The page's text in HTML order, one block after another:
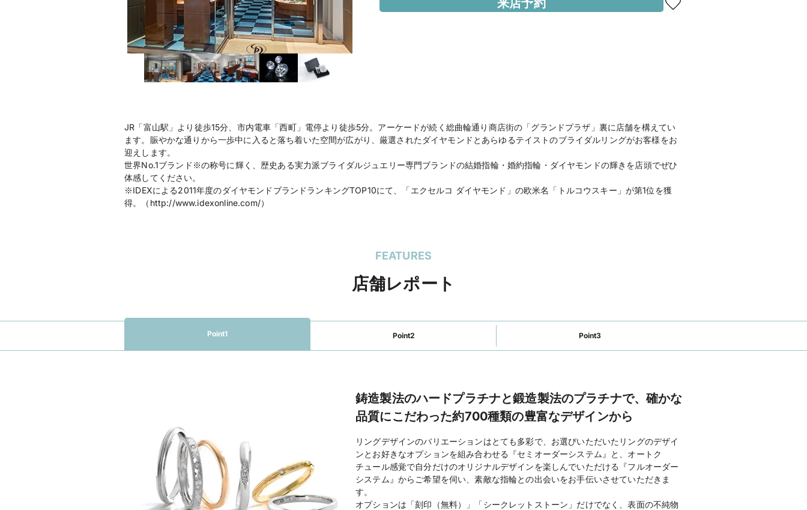
アクセス
JR「富山駅」より徒歩15分
地図を見る
営業時間
11:00 a.m. - 7:30 p.m.
火・水曜定休（祝日は営業）
公式HP
JR「富山駅」より徒歩15分、市内電車「西町」電停より徒歩5分。アーケードが続く総曲輪通り商店街の「グランドプラザ」裏に店舗を構えてい
ます。賑やかな通りから一歩中に入ると落ち着いた空間が広がり、厳選されたダイヤモンドとあらゆるテイストのブライダルリングがお客様をお
迎えします。
世界No.1ブランド※の称号に輝く、歴史ある実力派ブライダルジュエリー専門ブランドの結婚指輪・婚約指輪・ダイヤモンドの輝きを店頭でぜひ
体感してください。
※IDEXによる2011年度のダイヤモンドブランドランキングTOP10にて、「エクセルコ ダイヤモンド」の欧米名「トルコウスキー」が第1位を獲
得。（http://www.idexonline.com/）
FEATURES
店舗レポート
Point1 Point2 Point3
鋳造製法のハードプラチナと鍛造製法のプラチナで、確かな
品質にこだわった約700種類の豊富なデザインから
リングデザインのバリエーションはとても多彩で、お選びいただいたリングのデザイ
ンとお好きなオプションを組み合わせる『セミオーダーシステム』と、オートク
チュール感覚で自分だけのオリジナルデザインを楽しんでいただける『フルオーダー
システム』からご希望を伺い、素敵な指輪との出会いをお手伝いさせていただきま
す。
オプションは「刻印（無料）」「シークレットストーン」だけでなく、表面の不純物